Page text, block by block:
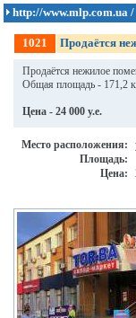
http://www.mlp.com.ua /
1021 Продаётся
Продаётся нежилое
Общая площадь - 171,2
Цена - 24 000 у.е.
Место расположения:
Площадь:
Цена: